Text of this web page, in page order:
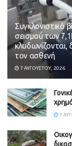
Συγκλονιστικό
σεισμού των
τον ασθενή
7 ΑΥΓΟΎΣΤΟΥ, 2026
7